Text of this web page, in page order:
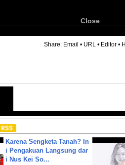
Close
Share: Email • URL • Editor •
Karena Sengketa Tanah? In
i Pengakuan Langsung dar
i Nus Kei So...